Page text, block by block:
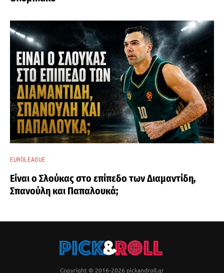
EUROLEAGUE
Είναι ο Σλούκας στο επίπεδο των Διαμαντίδη,
Σπανούλη και Παπαλουκά;
Copyright © 2016-2026 pickandroll.gr